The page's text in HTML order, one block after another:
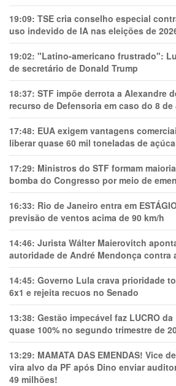
19:09: TSE cria conselho especial
uso indevido de IA nas eleições de
19:02: "Latino-americano frustrado":
de secretário de Donald Trump
18:37: STF impõe derrota a Alexandre
recurso de Defensoria em caso do 8 de
17:48: EUA exigem vantagens
liberar quase 60 mil toneladas de
17:29: Ministros do STF formam
bomba do Congresso por meio de
16:33: Rio de Janeiro entra em
previsão de ventos acima de 90 km/h
14:46: Jurista Wálter Maierovitch
autoridade de André Mendonça contra
14:45: Governo Lula crava prioridade
6x1 e rejeita recuos no Senado
13:38: Gestão impecável faz LUCRO
quase 100% no segundo trimestre de
13:29: MAMATA DAS EMENDAS! Vice
vira alvo da PF após Dino enviar
49 milhões!